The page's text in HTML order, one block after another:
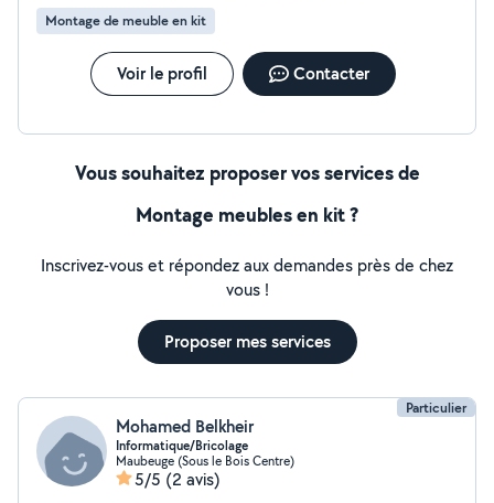
Montage de meuble en kit
Voir le profil Contacter
Vous souhaitez proposer vos services de
Montage meubles en kit ?
Inscrivez-vous et répondez aux demandes près de chez
vous !
Proposer mes services
Particulier
Mohamed Belkheir
Informatique/Bricolage
Maubeuge (Sous le Bois Centre)
5/5 (2 avis)